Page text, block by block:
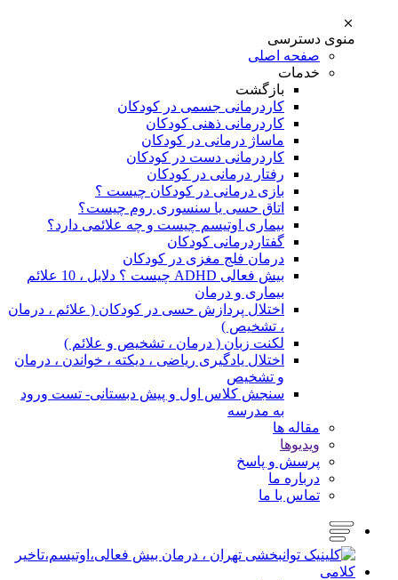
منوی دسترسی
صفحه اصلی
خدمات
بازگشت
کاردرمانی جسمی در کودکان
کاردرمانی ذهنی کودکان
ماساژ درمانی در کودکان
کاردرمانی دست در کودکان
رفتار درمانی در کودکان
بازی درمانی در کودکان چیست ؟
اتاق حسی یا سنسوری روم چیست؟
بیماری اوتیسم چیست و چه علائمی دارد؟
گفتاردرمانی کودکان
درمان فلج مغزی در کودکان
بیش فعالی ADHD چیست ؟ دلایل ، 10 علائم
بیماری و درمان
اختلال پردازش حسی در کودکان ( علائم ، درمان
، تشخیص )
لکنت زبان ( درمان ، تشخیص و علائم )
اختلال یادگیری ریاضی ، دیکته ، خواندن ، درمان
و تشخیص
سنجش کلاس اول و پیش دبستانی- تست ورود
به مدرسه
مقاله ها
ویدیوها
پرسش و پاسخ
درباره ما
تماس با ما